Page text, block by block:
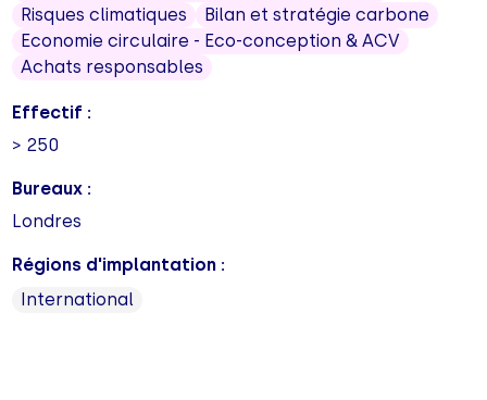
Risques climatiques
Bilan et stratégie carbone
Economie circulaire - Eco-conception & ACV
Achats responsables
Effectif :
> 250
Bureaux :
Londres
Régions d'implantation :
International